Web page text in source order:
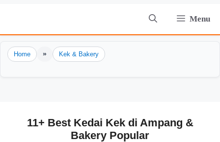
content
Menu
Home » Kek & Bakery
11+ Best Kedai Kek di Ampang &
Bakery Popular